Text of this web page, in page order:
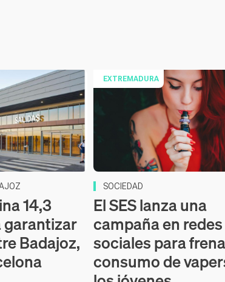
14,3
garantizar
Badajoz,
EXTREMADURA
SOCIEDAD
El SES lanza una
campaña en redes
sociales para
consumo de